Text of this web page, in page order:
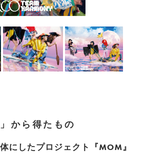
から得たもの
にしたプロジェクト『MOM』